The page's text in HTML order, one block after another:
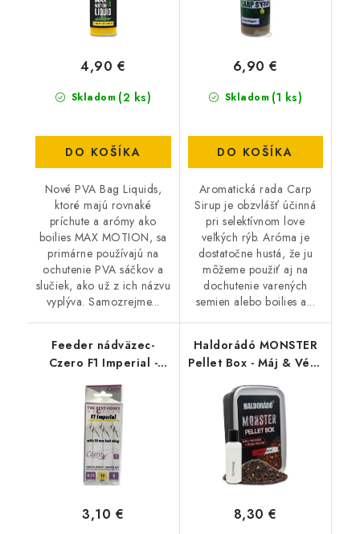
Skladom (2 ks)
4,90 €
DO KOŠÍKA
Nové PVA Bag Liquids,
ktoré majú rovnaké
príchute a arómy ako
boilies MAX MOTION, sa
primárne používajú na
ochutenie PVA sáčkov a
slučiek, ako už z ich názvu
vyplýva. Samozrejme...
Skladom (1 ks)
6,90 €
DO KOŠÍKA
Aromatická rada Carp
Sirup je obzvlášť účinná
pri selektívnom love
veľkých rýb. Aróma je
dostatočne hustá, že ju
môžeme použiť aj na
dochutenie varených
semien alebo boilies a...
Feeder nádväzec-
Czero F1 Imperial -
hačik 6
3,10 €
Haldorádó MONSTER
Pellet Box - Máj & Vér -
8,30 €